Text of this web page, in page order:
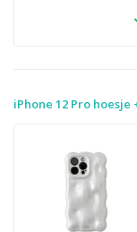
iPhone 12 Pro